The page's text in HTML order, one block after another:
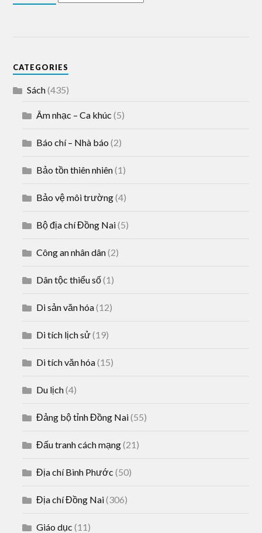
CATEGORIES
Sách(435)
Âm nhạc – Ca khúc (5)
Báo chí – Nhà báo (2)
Bảo tồn thiên nhiên(1)
Bảo vệ môi trường(4)
Bộ địa chí Đồng Nai(5)
Công an nhân dân(2)
Dân tộc thiểu số(1)
Di sản văn hóa(12)
Di tích lịch sử(19)
Di tích văn hóa(15)
Du lịch(4)
Đảng bộ tỉnh Đồng Nai(55)
Đấu tranh cách mạng(21)
Địa chí Bình Phước (50)
Địa chí Đồng Nai(306)
Giáo dục (11)